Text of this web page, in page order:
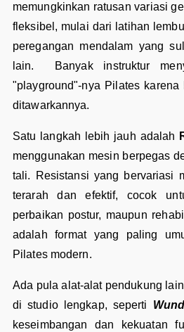
memungkinkan ratusan variasi
fleksibel, mulai dari latihan
peregangan mendalam yang
lain. Banyak instruktur
"playground"-nya Pilates
ditawarkannya.
Satu langkah lebih jauh adalah
menggunakan mesin berpegas
tali. Resistansi yang bervariasi
terarah dan efektif, cocok
perbaikan postur, maupun
adalah format yang paling
Pilates modern.
Ada pula alat-alat pendukung
di studio lengkap, seperti
keseimbangan dan kekuatan